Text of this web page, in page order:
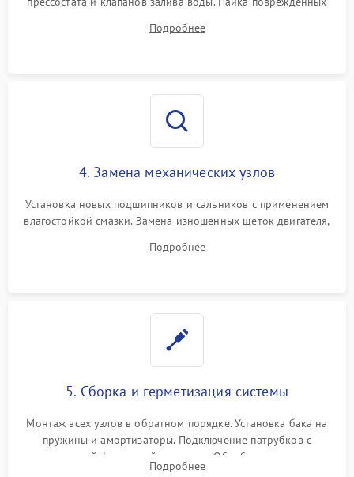
Восстановление целостности проводки и контактов.
Подробнее
4. Замена механических узлов
Установка новых подшипников и сальников с применением
влагостойкой смазки. Замена изношенных щеток двигателя,
или поврежденной резиновой манжеты.
Подробнее
5. Сборка и герметизация системы
Монтаж всех узлов в обратном порядке. Установка бака на
пружины и амортизаторы. Подключение патрубков с
надежной фиксацией хомутами. Обработка стыков
герметиком для предотвращения возможных протечек воды.
Подробнее